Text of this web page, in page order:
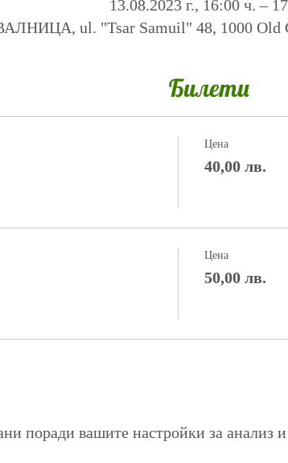
13.08.2023 г., 16:00 ч. –
ul. "Tsar Samuil" 48, 1000 Old
Билети
Цена
40,00 лв.
Цена
50,00 лв.
поради вашите настройки за анализ